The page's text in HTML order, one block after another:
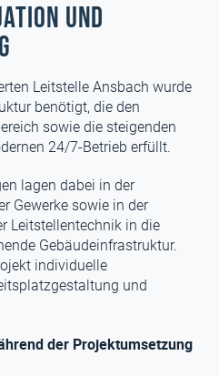
und
Leitstelle Ansbach wurde
benötigt, die den
sowie die steigenden
24/7-Betrieb erfüllt.
lagen dabei in der
Gewerke sowie in der
Leitstellentechnik in die
Gebäudeinfrastruktur.
individuelle
und
der Projektumsetzung